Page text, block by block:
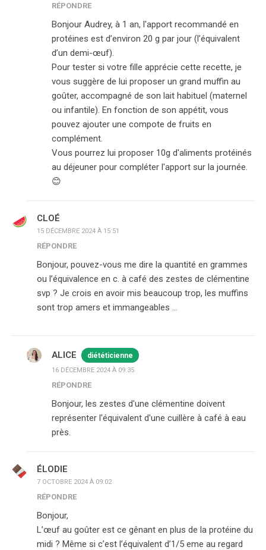
RÉPONDRE
Bonjour Audrey, à 1 an, l'apport recommandé en
protéines est d’environ 20 g par jour (l’équivalent
d’un demi-œuf).
Pour tester si votre fille apprécie cette recette, je
vous suggère de lui proposer un grand muffin au
goûter, accompagné de son lait habituel (maternel
ou infantile). En fonction de son appétit, vous
pouvez ajouter une compote de fruits en
complément.
Vous pourrez lui proposer 10g d'aliments protéinés
au déjeuner pour compléter l'apport sur la journée.
😊
CLOÉ
15 DÉCEMBRE 2024 À 15:51
RÉPONDRE
Bonjour, pouvez-vous me dire la quantité en grammes
ou l’équivalence en c. à café des zestes de clémentine
svp ? Je crois en avoir mis beaucoup trop, les muffins
sont trop amers et immangeables …
ALICE diététicienne
16 DÉCEMBRE 2024 À 09:35
RÉPONDRE
Bonjour, les zestes d'une clémentine doivent
représenter l'équivalent d'une cuillère à café à eau
près.
ÉLODIE
7 OCTOBRE 2024 À 09:02
RÉPONDRE
Bonjour,
L’œuf au goûter est ce gênant en plus de la protéine du
midi ? Même si c’est l’équivalent d’1/5 eme au regard